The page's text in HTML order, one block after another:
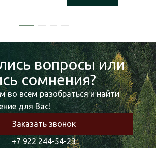
вопросы или
сомнения?
всем разобраться и найти
для Вас!
Заказать звонок
+7 922 244-54-23